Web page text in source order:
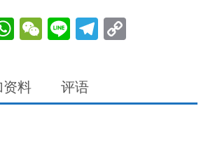
WhatsApp
WeChat
LineTelegram
资料 评语